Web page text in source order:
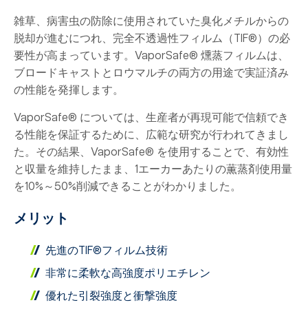
雑草、病害虫の防除に使用されていた臭化メチルからの
脱却が進むにつれ、完全不透過性フィルム（TIF®）の必
要性が高まっています。VaporSafe® 燻蒸フィルムは、
ブロードキャストとロウマルチの両方の用途で実証済み
の性能を発揮します。
VaporSafe® については、生産者が再現可能で信頼でき
る性能を保証するために、広範な研究が行われてきまし
た。その結果、VaporSafe® を使用することで、有効性
と収量を維持したまま、1エーカーあたりの薫蒸剤使用量
を10%～50%削減できることがわかりました。
メリット
先進のTIF®フィルム技術
非常に柔軟な高強度ポリエチレン
優れた引裂強度と衝撃強度